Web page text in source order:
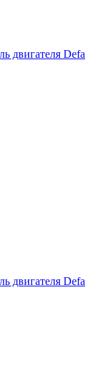
двигателя Defa
двигателя Defa